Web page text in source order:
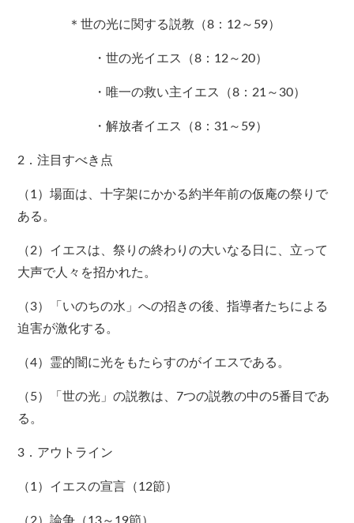
＊世の光に関する説教（8：12～59）
・世の光イエス（8：12～20）
・唯一の救い主イエス（8：21～30）
・解放者イエス（8：31～59）
2．注目すべき点
（1）場面は、十字架にかかる約半年前の仮庵の祭りで
ある。
（2）イエスは、祭りの終わりの大いなる日に、立って
大声で人々を招かれた。
（3）「いのちの水」への招きの後、指導者たちによる
迫害が激化する。
（4）霊的闇に光をもたらすのがイエスである。
（5）「世の光」の説教は、7つの説教の中の5番目であ
る。
3．アウトライン
（1）イエスの宣言（12節）